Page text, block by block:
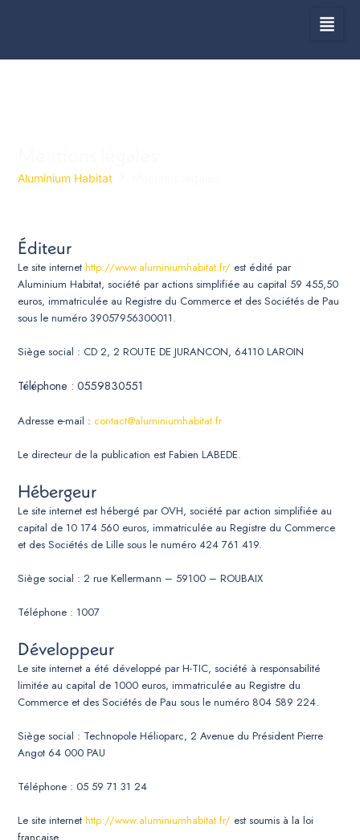
Aluminium Habitat
Éditeur
Le site internethttp://www.aluminiumhabitat.fr/ est édité par
Aluminium Habitat, société par actions simplifiée au capital 59 455,50
euros, immatriculée au Registre du Commerce et des Sociétés de Pau
sous le numéro 39057956300011.
Siège social : CD 2, 2 ROUTE DE JURANCON, 64110 LAROIN
Téléphone : 0559830551
Adresse e-mail : contact@aluminiumhabitat.fr
Le directeur de la publication est Fabien LABEDE.
Hébergeur
Le site internet est hébergé par OVH, société par action simplifiée au
capital de 10 174 560 euros, immatriculée au Registre du Commerce
et des Sociétés de Lille sous le numéro 424 761 419.
Siège social : 2 rue Kellermann – 59100 – ROUBAIX
Téléphone : 1007
Développeur
Le site internet a été développé par H-TIC, société à responsabilité
limitée au capital de 1000 euros, immatriculée au Registre du
Commerce et des Sociétés de Pau sous le numéro 804 589 224.
Siège social : Technopole Hélioparc, 2 Avenue du Président Pierre
Angot 64 000 PAU
Téléphone : 05 59 71 31 24
Le site internethttp://www.aluminiumhabitat.fr/ est soumis à la loi